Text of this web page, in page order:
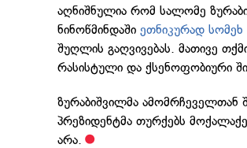
აღნიშნულია რომ სალომე
ნინოწმინდაშიეთნიკურად
შუღლის გაღვივებას. მათივე
რასისტული და ქსენოფობიური
ზურაბიშვილმა ამომრჩეველთან
პრეზიდენტმა თურქებს
არა.